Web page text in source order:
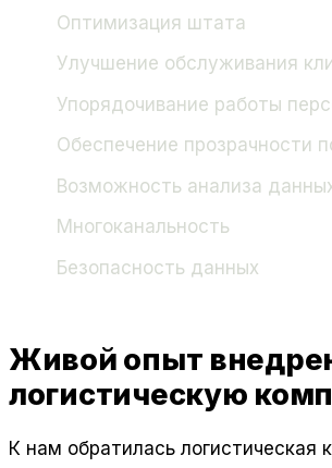
Оптимизация штата
Улучшение обслуживания
Упорядочивание работы
Обеспечение прозрачности
Возможность анализа
Многоканальность
Безопасность данных
Живой опыт
логистическую
К нам обратилась логистическая